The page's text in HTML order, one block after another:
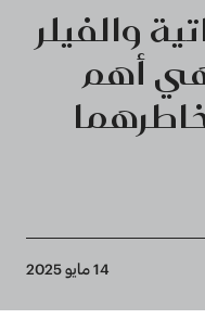
والفيلر
أهم
14 مايو 2025